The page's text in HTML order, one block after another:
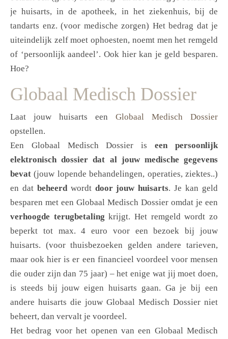
je huisarts, in de apotheek, in het ziekenhuis, bij de
tandarts enz. (voor medische zorgen) Het bedrag dat je
uiteindelijk zelf moet ophoesten, noemt men het remgeld
of ‘persoonlijk aandeel’. Ook hier kan je geld besparen.
Hoe?
Globaal Medisch Dossier
Laat jouw huisarts een Globaal Medisch Dossier
opstellen.
Een Globaal Medisch Dossier iseen persoonlijk
elektronisch dossier dat al jouw medische gegevens
bevat (jouw lopende behandelingen, operaties, ziektes..)
en dat beheerdwordt door jouw huisarts. Je kan geld
besparen met een Globaal Medisch Dossier omdat je een
verhoogde terugbetaling krijgt. Het remgeld wordt zo
beperkt tot max. 4 euro voor een bezoek bij jouw
huisarts. (voor thuisbezoeken gelden andere tarieven,
maar ook hier is er een financieel voordeel voor mensen
die ouder zijn dan 75 jaar) – het enige wat jij moet doen,
is steeds bij jouw eigen huisarts gaan. Ga je bij een
andere huisarts die jouw Globaal Medisch Dossier niet
beheert, dan vervalt je voordeel.
Het bedrag voor het openen van een Globaal Medisch